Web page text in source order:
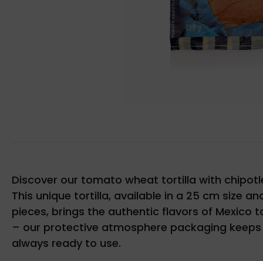
Discover our tomato wheat tortilla with
This unique tortilla, available in a 25 cm size
pieces, brings the authentic flavors of Mexico
– our protective atmosphere packaging
always ready to use.